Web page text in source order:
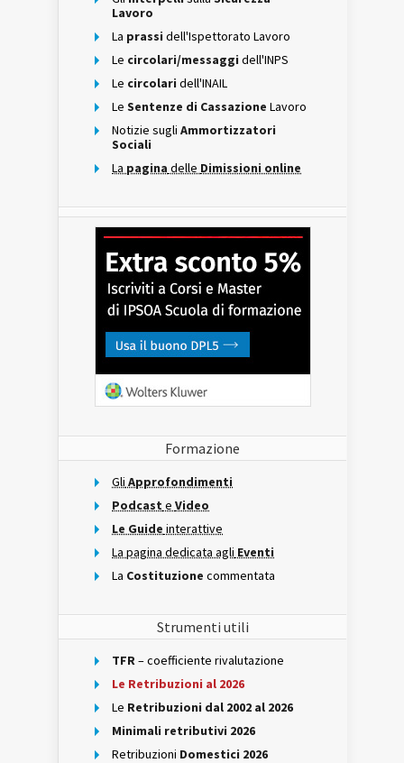
Lavoro
La prassi dell'Ispettorato Lavoro
Le circolari/messaggi dell'INPS
Le circolari dell'INAIL
Le Sentenze di Cassazione Lavoro
Notizie sugli Ammortizzatori
Sociali
La pagina delle Dimissioni online
Formazione
Gli Approfondimenti
Podcast e Video
Le Guide interattive
La pagina dedicata agli Eventi
La Costituzione commentata
Strumenti utili
TFR– coefficiente rivalutazione
Le Retribuzioni al 2026
Le Retribuzioni dal 2002 al 2026
Minimali retributivi 2026
Retribuzioni Domestici 2026